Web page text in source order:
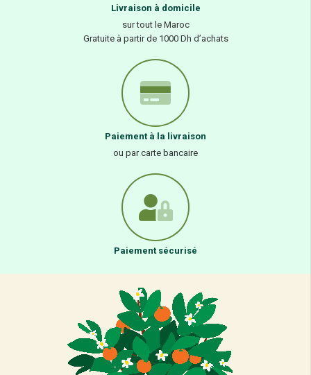
Livraison à domicile
sur tout le Maroc
Gratuite à partir de 1000 Dh d’achats
Paiement à la livraison
ou par carte bancaire
Paiement sécurisé